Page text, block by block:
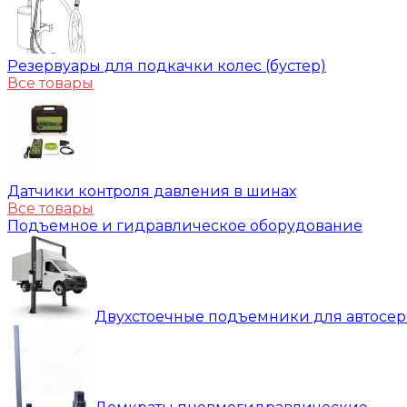
Резервуары для подкачки колес (бустер)
Все товары
Датчики контроля давления в шинах
Все товары
Подъемное и гидравлическое оборудование
Двухстоечные подъемники для